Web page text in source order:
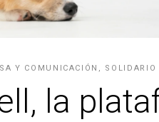
Y COMUNICACIÓN , SOLIDARIO
la